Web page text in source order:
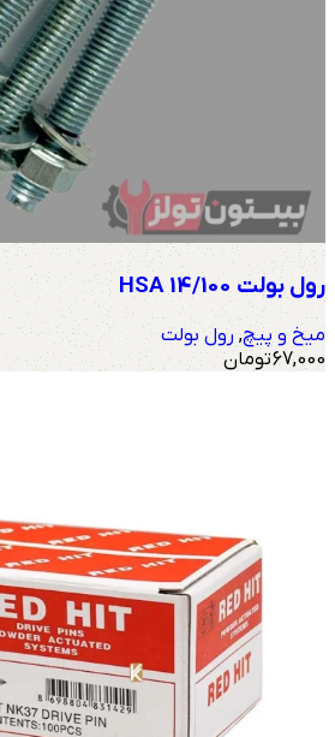
رول بولت HSA 14/100
میخ و پیچ,رول بولت
67,000تومان